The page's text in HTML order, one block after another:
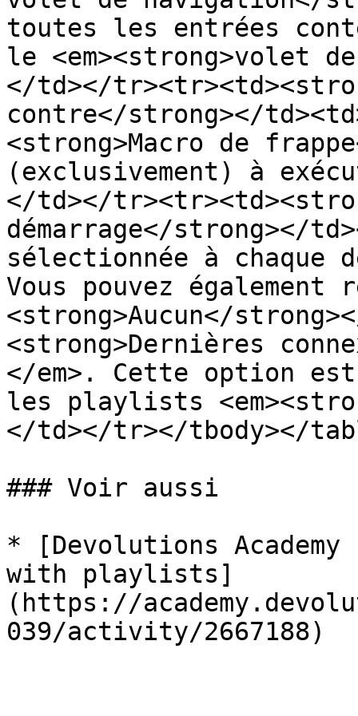
toutes les entrées
le <em><strong>volet
</td></
contre</strong></
<strong>Macro de
(exclusivement) à
</td></
démarrage</strong></
sélectionnée à chaque
Vous pouvez également
<strong>Aucun</
<strong>Dernières
</em>. Cette option
les playlists
</td></tr></tbody></
### Voir aussi
* [Devolutions
with playlists]
(https://
039/activity/2667188)